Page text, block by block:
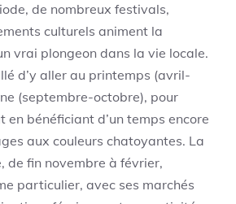
de nombreux festivals,
culturels animent la
vrai plongeon dans la vie locale.
d’y aller au printemps (avril-
(septembre-octobre), pour
en bénéficiant d’un temps encore
aux couleurs chatoyantes. La
de fin novembre à février,
particulier, avec ses marchés